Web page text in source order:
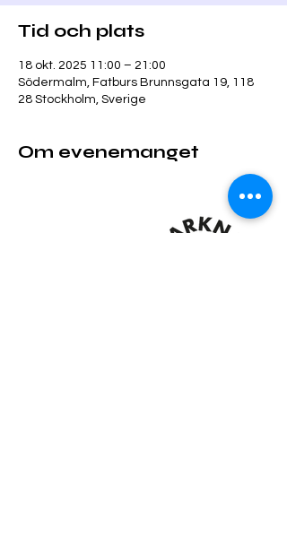
Tid och plats
18 okt. 2025 11:00 – 21:00
Södermalm, Fatburs Brunnsgata 19, 118
28 Stockholm, Sverige
Om evenemanget